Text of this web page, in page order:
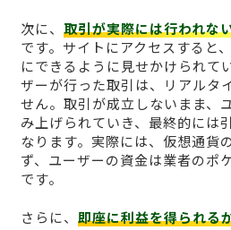
次に、 取引が実際には行われな
です。サイトにアクセスすると
にできるように見せかけられて
ザーが行った取引は、リアルタ
せん。取引が成立しないまま、
み上げられていき、最終的には
なります。実際には、仮想通貨
ず、ユーザーの資金は業者のポ
です。
さらに、 即座に利益を得られる